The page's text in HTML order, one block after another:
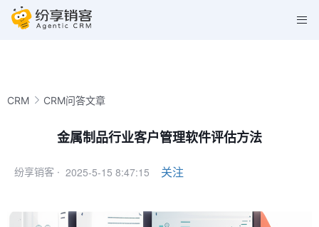
CRM CRM问答文章
金属制品行业客户管理软件评估方法
纷享销客 · 2025-5-15 8:47:15 关注